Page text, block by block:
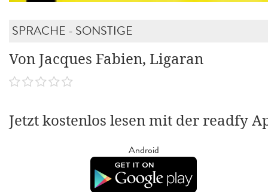
SPRACHE - SONSTIGE
Von Jacques Fabien, Ligaran
Jetzt kostenlos lesen mit der readfy
Android